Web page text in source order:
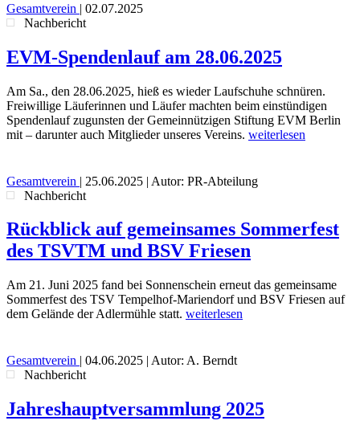
Gesamtverein | 02.07.2025
Nachbericht
EVM-Spendenlauf am 28.06.2025
Am Sa., den 28.06.2025, hieß es wieder Laufschuhe schnüren.
Freiwillige Läuferinnen und Läufer machten beim einstündigen
Spendenlauf zugunsten der Gemeinnützigen Stiftung EVM Berlin
mit – darunter auch Mitglieder unseres Vereins. weiterlesen
Gesamtverein | 25.06.2025 | Autor: PR-Abteilung
Nachbericht
Rückblick auf gemeinsames Sommerfest
des TSVTM und BSV Friesen
Am 21. Juni 2025 fand bei Sonnenschein erneut das gemeinsame
Sommerfest des TSV Tempelhof-Mariendorf und BSV Friesen auf
dem Gelände der Adlermühle statt. weiterlesen
Gesamtverein | 04.06.2025 | Autor: A. Berndt
Nachbericht
Jahreshauptversammlung 2025